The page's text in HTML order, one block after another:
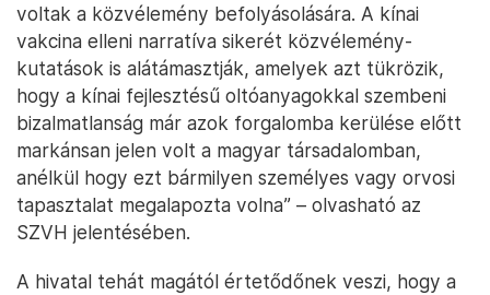
voltak a közvélemény befolyásolására. A kínai
vakcina elleni narratíva sikerét közvélemény-
kutatások is alátámasztják, amelyek azt tükrözik,
hogy a kínai fejlesztésű oltóanyagokkal szembeni
bizalmatlanság már azok forgalomba kerülése előtt
markánsan jelen volt a magyar társadalomban,
anélkül hogy ezt bármilyen személyes vagy orvosi
tapasztalat megalapozta volna” – olvasható az
SZVH jelentésében.
A hivatal tehát magától értetődőnek veszi, hogy a